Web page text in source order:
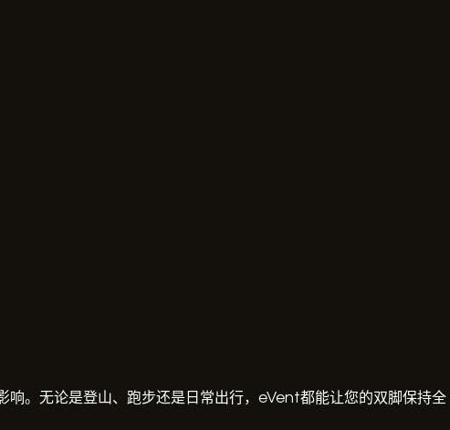
。无论是登山、跑步还是日常出行，eVent都能让您的双脚保持全